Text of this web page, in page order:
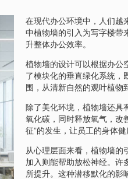
在现代办公环境中，人们越
中植物墙的引入为写字楼带
升整体办公效率。
植物墙的设计可以根据办公
了模块化的垂直绿化系统，
围，从清新自然的观叶植物
除了美化环境，植物墙还具
氧化碳，同时释放氧气，改
征”的发生，让员工的身体健
从心理层面来看，植物墙的
加入则能帮助放松神经。许
所提升。这种潜移默化的影